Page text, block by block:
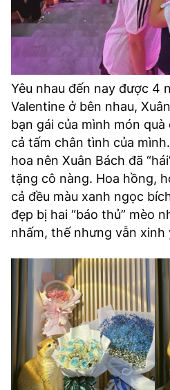
Yêu nhau đến nay được 4
Valentine ở bên nhau,
bạn gái của mình món
cả tấm chân tình của
hoa nên Xuân Bách đã
tặng cô nàng. Hoa hồng,
cả đều màu xanh ngọc
đẹp bị hai “báo thủ” mèo
nhấm, thế nhưng vẫn xinh